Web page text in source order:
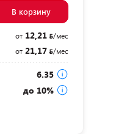
В корзину
от12,21
/мес
от21,17 /мес
6.35
до 10%